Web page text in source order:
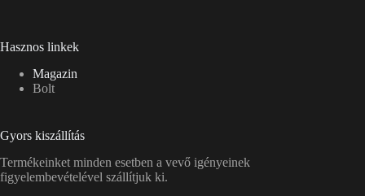
Hasznos linkek
Magazin
Bolt
Gyors kiszállítás
Termékeinket minden esetben a vevő igényeinek
figyelembevételével szállítjuk ki.